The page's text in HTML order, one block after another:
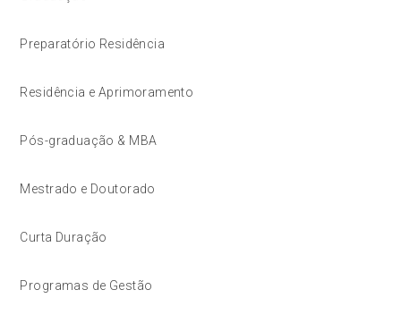
Preparatório Residência
Residência e Aprimoramento
Pós-graduação & MBA
Mestrado e Doutorado
Curta Duração
Programas de Gestão